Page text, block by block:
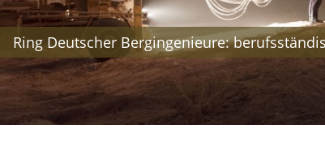
Ring Deutscher Bergingenieure: